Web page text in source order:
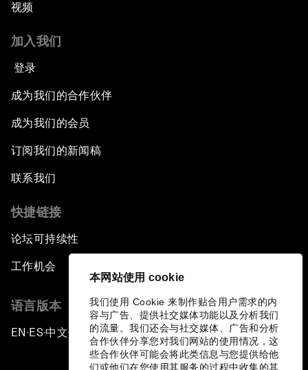
本网站使用 cookie
我们使用 Cookie 来制作贴合用户需求的内
容与广告、提供社交媒体功能以及分析我们
的流量。我们还会与社交媒体、广告和分析
合作伙伴分享您对我们网站的使用情况，这
些合作伙伴可能会将此类信息与您提供给他
们或他们在您使用其服务的过程中收集的其
视频
加入我们
登录
成为我们的合作伙伴
成为我们的会员
订阅我们的新闻稿
联系我们
快捷链接
论坛可持续性
工作机会
语言版本
EN ▪ ES▪中文▪ 日本語